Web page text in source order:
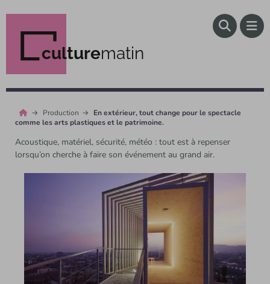
culturematin
Production
En extérieur, tout change pour le spectacle
comme les arts plastiques et le patrimoine.
Acoustique, matériel, sécurité, météo : tout est à repenser
lorsqu’on cherche à faire son événement au grand air.